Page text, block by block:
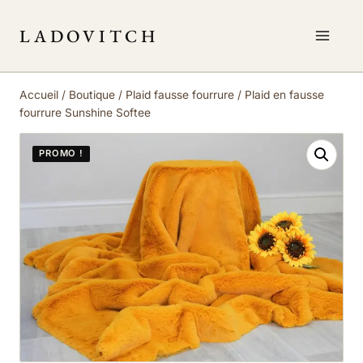
LADOVITCH
Accueil / Boutique / Plaid fausse fourrure / Plaid en fausse
fourrure Sunshine Softee
PROMO !